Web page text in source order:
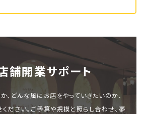
舗開業サポート
、どんな風にお店をやっていきたいのか、
ださい。ご予算や規模と照らし合わせ、夢